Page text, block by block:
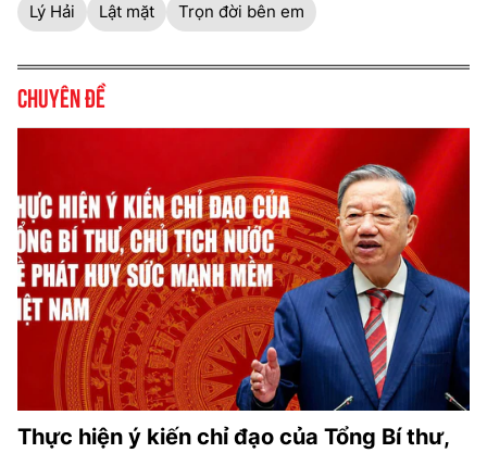
Lý Hải
Lật mặt Trọn đời bên em
Chuyên đề
Thực hiện ý kiến chỉ đạo của Tổng Bí thư,